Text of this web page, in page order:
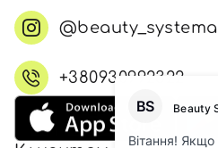
@beauty_systema
+380930992322